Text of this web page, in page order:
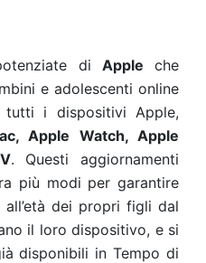
diAppleche
e adolescenti online
i dispositivi Apple,
Apple Watch, Apple
. Questi aggiornamenti
più modi per garantire
dei propri figli dal
il loro dispositivo, e si
disponibili in Tempo di